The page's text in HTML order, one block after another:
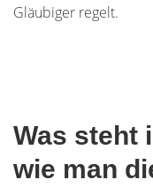
Gläubiger regelt.
Was steht
wie man